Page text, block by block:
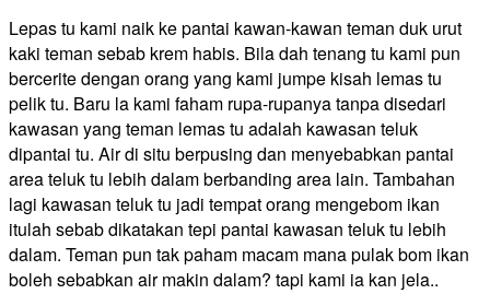
Lepas tu kami naik ke pantai kawan-kawan teman duk urut
kaki teman sebab krem habis. Bila dah tenang tu kami pun
bercerite dengan orang yang kami jumpe kisah lemas tu
pelik tu. Baru la kami faham rupa-rupanya tanpa disedari
kawasan yang teman lemas tu adalah kawasan teluk
dipantai tu. Air di situ berpusing dan menyebabkan pantai
area teluk tu lebih dalam berbanding area lain. Tambahan
lagi kawasan teluk tu jadi tempat orang mengebom ikan
itulah sebab dikatakan tepi pantai kawasan teluk tu lebih
dalam. Teman pun tak paham macam mana pulak bom ikan
boleh sebabkan air makin dalam? tapi kami ia kan jela..